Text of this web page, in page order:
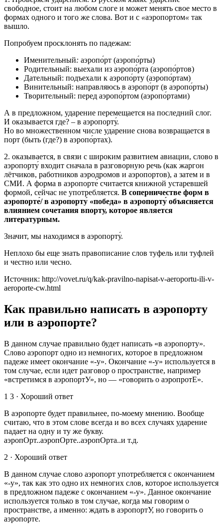
свободное, стоит на любом слоге и может менять свое место в
формах одного и того же слова. Вот и с «аэропортом« так
вышло.
Попробуем просклонять по падежам:
Именительный: аэропо́рт (аэропо́рты)
Родительный: выехали из аэропо́рта (аэропо́ртов)
Дательный: подъехали к аэропо́рту (аэропо́ртам)
Винительный: направляюсь в аэропо́рт (в аэропо́рты)
Творительный: перед аэропо́ртом (аэропо́ртами)
А в предложном, ударение перемещается на последний слог.
И оказывается где? – в аэропорту́.
Но во множественном числе ударение снова возвращается в
порт (быть (где?) в аэропо́ртах).
2. оказывается, в связи с широким развитием авиации, слово в
аэропорту́ входит сначала в разговорную речь (как жаргон
лётчиков, работников аэродромов и аэропортов), а затем и в
СМИ. А форма в аэропорте́ считается книжной устаревшей
формой, сейчас не употребляется. В соперничестве форм в
аэропорте́/ в аэропорту́ «победа» в аэропорту́ объясняется
влиянием сочетания впорту, которое является
литературным.
Значит, мы находимся в аэропорту́.
Неплохо бы еще знать правописание слов туфель или туфлей
и честно или чесно.
Источник: http://vovet.ru/q/kak-pravilno-napisat-v-aeroportu-ili-v-
aeroporte-cw.html
Как правильно написать в аэропорту
или в аэропорте?
В данном случае правильно будет написать «в аэропорту».
Слово аэропорт одно из немногих, которое в предложном
падеже имеет окончание «-у». Окончание «-у» используется в
том случае, если идет разговор о пространстве, например
«встретимся в аэропортУ», но — «говорить о аэропротЕ».
1 3 · Хороший ответ
В аэропорте будет правильнее, по-моему мнению. Вообще
считаю, что в этом слове всегда и во всех случаях ударение
падает на одну и ту же букву.
аэропОрт..аэропОрте..аэропОрта..и т.д.
2 · Хороший ответ
В данном случае слово аэропорт употребляется с окончанием
«-у», так как это одно их немногих слов, которое используется
в предложном падеже с окончанием «-у». Данное окончание
используется только в том случае, когда мы говорим о
пространстве, а именно: ждать в аэропортУ, но говорить о
аэропорте.